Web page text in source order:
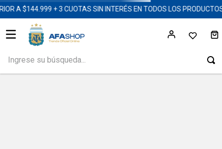
A $144.999 + 3 CUOTAS SIN INTERÉS EN TODOS LOS